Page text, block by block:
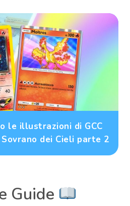
le illustrazioni di GCC
dei Cieli parte 2
Guide